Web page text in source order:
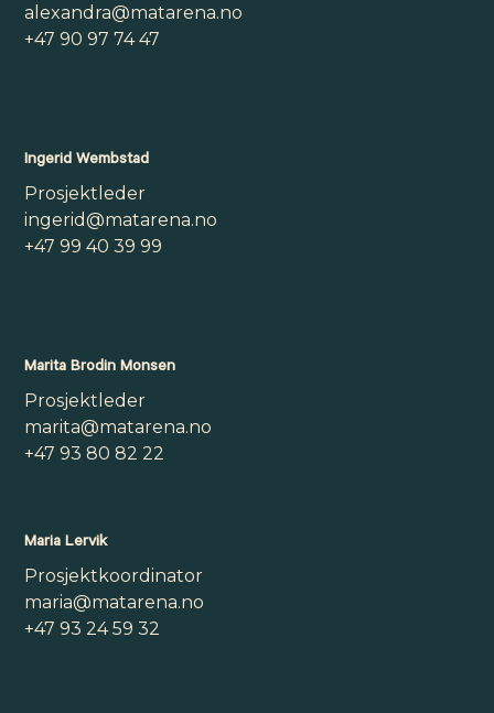
alexandra@matarena.no
+47 90 97 74 47
Ingerid Wembstad
Prosjektleder
ingerid@matarena.no
+47 99 40 39 99
Marita Brodin Monsen
Prosjektleder
marita@matarena.no
+47 93 80 82 22
Maria Lervik
Prosjektkoordinator
maria@matarena.no
+47 93 24 59 32